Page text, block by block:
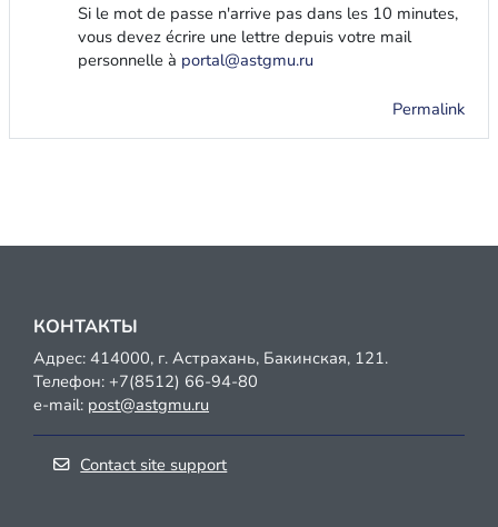
Si le mot de passe n'arrive pas dans les 10 minutes,
vous devez écrire une lettre depuis votre mail
personnelle à portal@astgmu.ru
Permalink
КОНТАКТЫ
Адрес: 414000, г. Астрахань, Бакинская, 121.
Телефон: +7(8512) 66-94-80
e-mail: post@astgmu.ru
Contact site support